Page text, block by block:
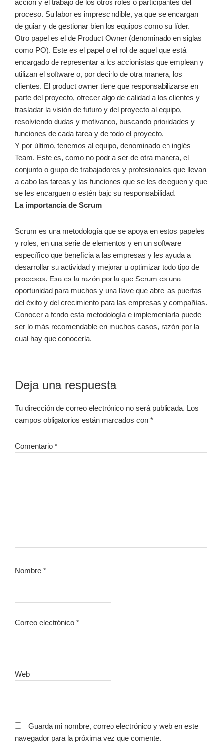
acción y el trabajo de los otros roles o participantes del
proceso. Su labor es imprescindible, ya que se encargan
de guiar y de gestionar bien los equipos como su líder.
Otro papel es el de Product Owner (denominado en siglas
como PO). Este es el papel o el rol de aquel que está
encargado de representar a los accionistas que emplean y
utilizan el software o, por decirlo de otra manera, los
clientes. El product owner tiene que responsabilizarse en
parte del proyecto, ofrecer algo de calidad a los clientes y
trasladar la visión de futuro y del proyecto al equipo,
resolviendo dudas y motivando, buscando prioridades y
funciones de cada tarea y de todo el proyecto.
Y por último, tenemos al equipo, denominado en inglés
Team. Este es, como no podría ser de otra manera, el
conjunto o grupo de trabajadores y profesionales que llevan
a cabo las tareas y las funciones que se les deleguen y que
se les encarguen o estén bajo su responsabilidad.
La importancia de Scrum
Scrum es una metodología que se apoya en estos papeles
y roles, en una serie de elementos y en un software
especíﬁco que beneﬁcia a las empresas y les ayuda a
desarrollar su actividad y mejorar u optimizar todo tipo de
procesos. Esa es la razón por la que Scrum es una
oportunidad para muchos y una llave que abre las puertas
del éxito y del crecimiento para las empresas y compañías.
Conocer a fondo esta metodología e implementarla puede
ser lo más recomendable en muchos casos, razón por la
cual hay que conocerla.
Interacciones
con
los
Deja una respuesta
Tu dirección de correo electrónico no será publicada. Los
campos obligatorios están marcados con *
Comentario *
Nombre *
Correo electrónico *
Web
Guarda mi nombre, correo electrónico y web en este
navegador para la próxima vez que comente.